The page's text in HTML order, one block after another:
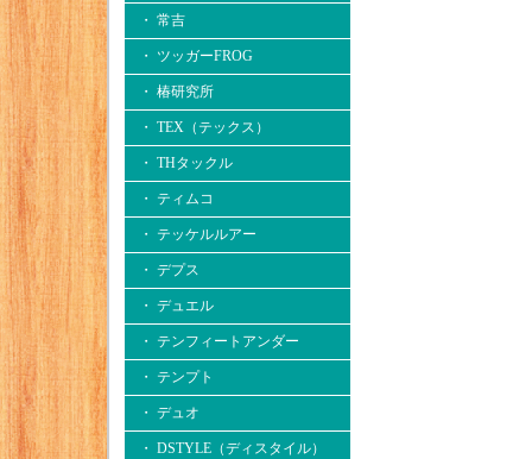
・ 常吉
・ ツッガーFROG
・ 椿研究所
・ TEX（テックス）
・ THタックル
・ ティムコ
・ テッケルルアー
・ デプス
・ デュエル
・ テンフィートアンダー
・ テンプト
・ デュオ
・ DSTYLE（ディスタイル）